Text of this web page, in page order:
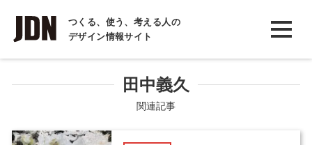
つくる、使う、考える人の
デザイン情報サイト
INTERVIEW
インタビュー
COLUMN
田中義久
関連記事